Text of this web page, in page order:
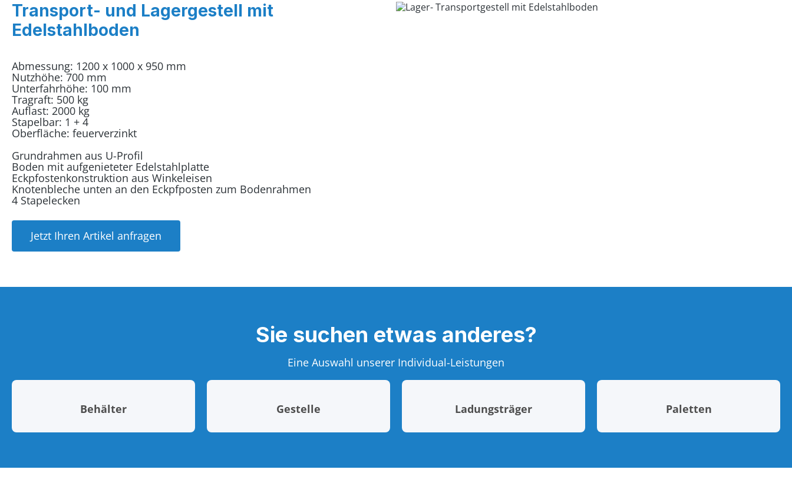
Transport- und Lagergestell mit
Edelstahlboden
Abmessung: 1200 x 1000 x 950 mm
Nutzhöhe: 700 mm
Unterfahrhöhe: 100 mm
Tragraft: 500 kg
Auflast: 2000 kg
Stapelbar: 1 + 4
Oberfläche: feuerverzinkt
Grundrahmen aus U-Profil
Boden mit aufgenieteter Edelstahlplatte
Eckpfostenkonstruktion aus Winkeleisen
Knotenbleche unten an den Eckpfposten zum Bodenrahmen
4 Stapelecken
Jetzt Ihren Artikel anfragen
Sie suchen etwas anderes?
Eine Auswahl unserer Individual-Leistungen
Behälter Gestelle Ladungsträger Paletten